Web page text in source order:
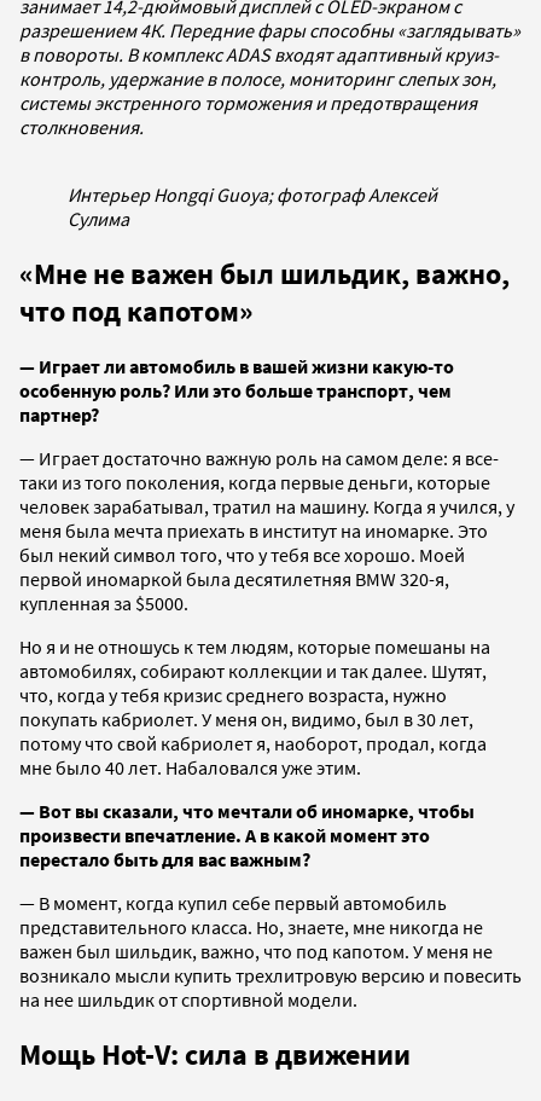
занимает 14,2-дюймовый дисплей с OLED-экраном с
разрешением 4К. Передние фары способны «заглядывать»
в повороты. В комплекс ADAS входят адаптивный круиз-
контроль, удержание в полосе, мониторинг слепых зон,
системы экстренного торможения и предотвращения
столкновения.
Интерьер Hongqi Guoya; фотограф Алексей
Сулима
«Мне не важен был шильдик, важно,
что под капотом»
— Играет ли автомобиль в вашей жизни какую-то
особенную роль? Или это больше транспорт, чем
партнер?
— Играет достаточно важную роль на самом деле: я все-
таки из того поколения, когда первые деньги, которые
человек зарабатывал, тратил на машину. Когда я учился, у
меня была мечта приехать в институт на иномарке. Это
был некий символ того, что у тебя все хорошо. Моей
первой иномаркой была десятилетняя BMW 320-я,
купленная за $5000.
Но я и не отношусь к тем людям, которые помешаны на
автомобилях, собирают коллекции и так далее. Шутят,
что, когда у тебя кризис среднего возраста, нужно
покупать кабриолет. У меня он, видимо, был в 30 лет,
потому что свой кабриолет я, наоборот, продал, когда
мне было 40 лет. Набаловался уже этим.
— Вот вы сказали, что мечтали об иномарке, чтобы
произвести впечатление. А в какой момент это
перестало быть для вас важным?
— В момент, когда купил себе первый автомобиль
представительного класса. Но, знаете, мне никогда не
важен был шильдик, важно, что под капотом. У меня не
возникало мысли купить трехлитровую версию и повесить
на нее шильдик от спортивной модели.
Мощь Hot-V: сила в движении